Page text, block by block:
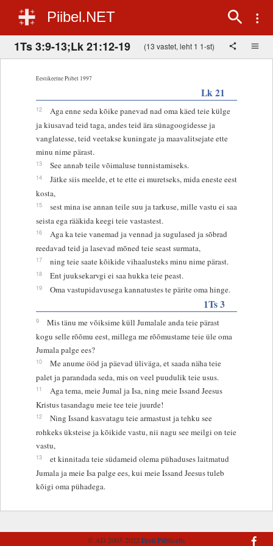
Piibel.NET
1Ts 3:9-13;Lk 21:12-19 (13 vastet, leht 1 1-st)
Eestikeelne Piibel 1997
Lk 21
12
Aga enne seda kõike panevad nad oma käed teie külge
ja kiusavad teid taga, andes teid ära sünagoogidesse ja
vanglatesse, teid veetakse kuningate ja maavalitsejate ette
minu nime pärast.
13 See annab teile võimaluse tunnistamiseks.
14
Jätke siis meelde, et te ette ei muretseks, mida eneste eest
kosta,
15
sest mina ise annan teile suu ja tarkuse, mille vastu ei saa
seista ega rääkida keegi teie vastastest.
16
Aga ka teie vanemad ja vennad ja sugulased ja sõbrad
reedavad teid ja lasevad mõned teie seast surmata,
17 ning teie saate kõikide vihaalusteks minu nime pärast.
18 Ent juuksekarvgi ei saa hukka teie peast.
19 Oma vastupidavusega kannatustes te pärite oma hinge.
1Ts 3
9
Mis tänu me võiksime küll Jumalale anda teie pärast
kogu selle rõõmu eest, millega me rõõmustame teie üle oma
Jumala palge ees?
10
Me anume ööd ja päevad üliväga, et saada näha teie
palet ja parandada seda, mis on veel puudulik teie usus.
11
Aga tema, meie Jumal ja Isa, ning meie Issand Jeesus
Kristus tasandagu meie tee teie juurde!
12
Ning Issand kasvatagu teie armastust ja tehku see
rohkeks üksteise ja kõikide vastu, nii nagu see meilgi on teie
vastu,
13
et kinnitada teie südameid olema pühaduses laitmatud
Jumala ja meie Isa palge ees, kui meie Issand Jeesus tuleb
kõigi oma pühadega.
© AD 2005-2022Eesti Piibliselts